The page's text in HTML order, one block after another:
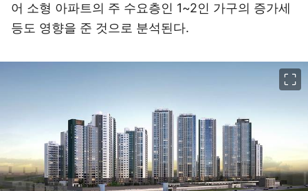
어 소형 아파트의 주 수요층인 1~2인 가구의 증가세
등도 영향을 준 것으로 분석된다.